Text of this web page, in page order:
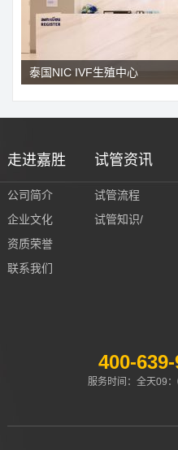
泰国NIC IVF生殖中心
走进嘉胜
公司简介
企业文化
资质荣誉
联系我们
试管资讯
试管流程
试管知识/
400-
服务时间：全天09